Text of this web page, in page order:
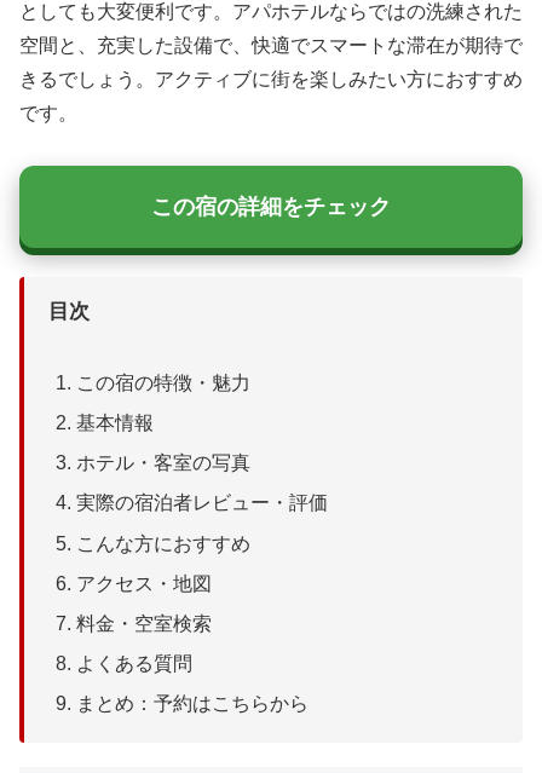
としても大変便利です。アパホテルならではの洗練された
空間と、充実した設備で、快適でスマートな滞在が期待で
きるでしょう。アクティブに街を楽しみたい方におすすめ
です。
この宿の詳細をチェック
目次
この宿の特徴・魅力
基本情報
ホテル・客室の写真
実際の宿泊者レビュー・評価
こんな方におすすめ
アクセス・地図
料金・空室検索
よくある質問
まとめ：予約はこちらから